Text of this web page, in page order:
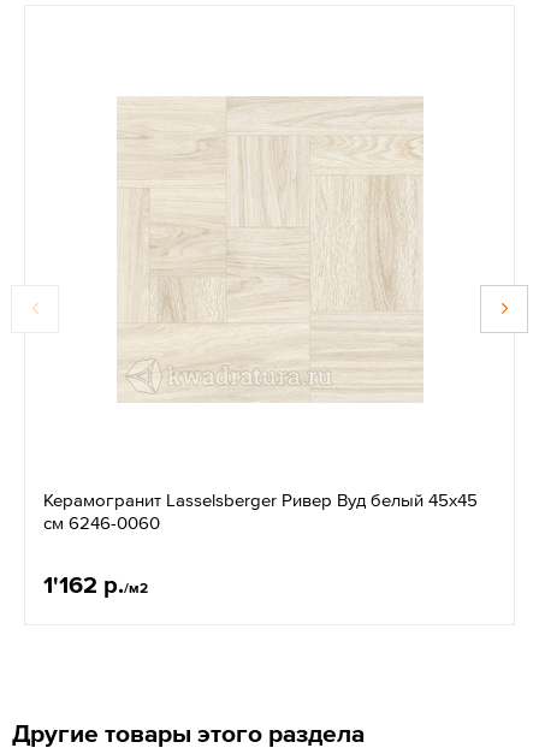
Керамогранит Lasselsberger Ривер Вуд белый 45х45
см 6246-0060
1'162 р./м2
Другие товары этого раздела